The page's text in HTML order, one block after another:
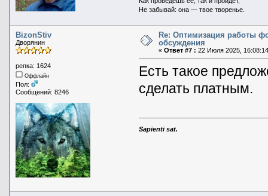
Не забывай: она — твое творенье.
BizonStiv
Дворянин
репка: 1624
Оффлайн
Пол:
Сообщений: 8246
Re: Оптимизация работы
обсуждения
« Ответ #7 : 22 Июля 2025,
Есть такое
сделать платным.
Sapienti sat.